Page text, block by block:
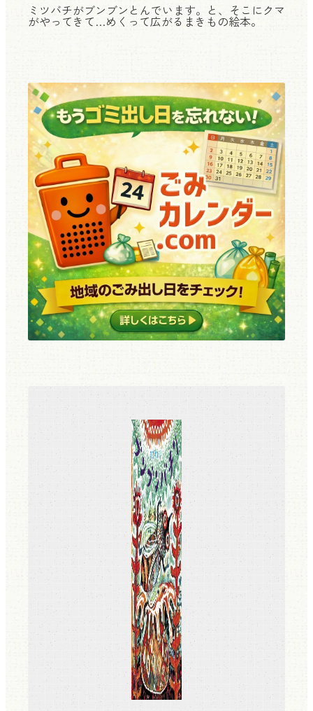
ミツバチがブンブンとんでいます。と、そこにクマ
がやってきて…めくって広がるまきもの絵本。